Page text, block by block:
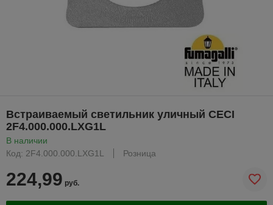
Встраиваемый светильник уличный CECI
2F4.000.000.LXG1L
В наличии
Код: 2F4.000.000.LXG1L
Розница
224,99 руб.